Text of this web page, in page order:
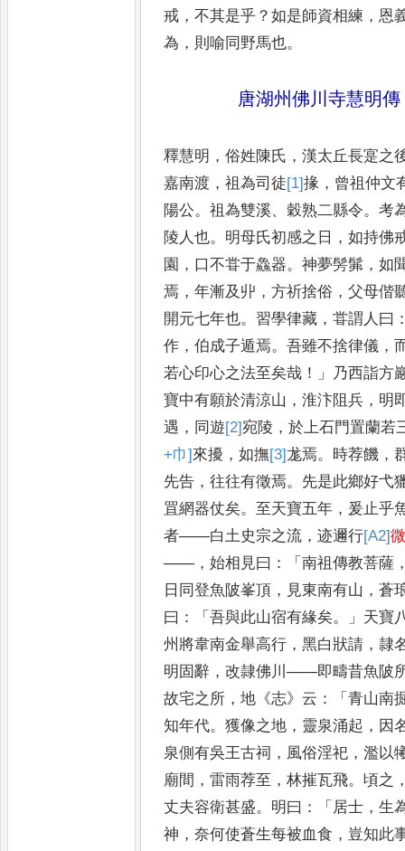
戒 ，不其是乎 ？如是師資相練 ， 恩
為 ， 則喻同 野馬也。
唐湖州佛川寺慧明傳
釋慧明 ，俗姓陳氏 ，漢太丘長寔之
嘉南渡 ，祖為司徒[1]掾 ， 曾祖仲文
陽公。祖為雙溪、穀熟二縣令。考
陵人也。 明母氏初感之日 ，如持佛
園 ， 口不甞于鱻器。神夢髣髴 ，如
焉 ，年漸及丱 ，方祈捨俗 ，父母偕
開元七年也。 習學律藏 ，甞謂人曰
作 ，伯成子遁焉。吾雖不捨律儀 ，
若心印心之法至矣哉 ！」 乃西詣方
寶中有願於清涼山 ，淮汴阻兵 ， 明
遇 ， 同遊[2]宛陵 ，於上石門置蘭若
+巾]來擾 ，如撫[3]尨焉。 時荐饑 ，
先告 ，往往有徵焉。 先是此鄉好弋
罝網器仗矣。至天寶五年 ， 爰止乎
者——白土史宗之流 ，迹邇行[A2]
——，始相見曰 ：「南祖傳教菩薩
日同登魚陂峯頂 ， 見東南有山 ，蒼
曰 ：「吾與此山宿有緣矣。」 天寶
州將韋南金舉高行 ，黑白狀請 ，隷
明固辭 ，改隷佛川——即疇昔魚陂
故宅之所 ，地 《志》 云 ： 「青山南
知年代。獲像之地 ， 靈泉涌起 ， 因
泉側有吳王古祠 ， 風俗淫祀 ，濫以
廟間 ，雷雨荐至 ，林摧瓦飛。頃之
丈夫容衛甚盛。 明曰 ：「 居士 ，生
神 ，奈何使蒼生每被血食 ， 豈知此